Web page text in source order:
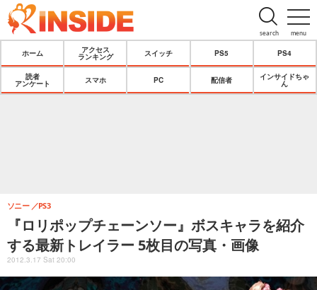
menu
search
ホーム
アクセス
ランキング
スイッチ PS5 PS4
読者
アンケート
スマホ PC 配信者
インサイドちゃ
ん
『ロリポップチェーンソー』ボスキャラを紹介
する最新トレイラー 5枚目の写真・画像
ソニー PS3
2012.3.17 Sat 20:00